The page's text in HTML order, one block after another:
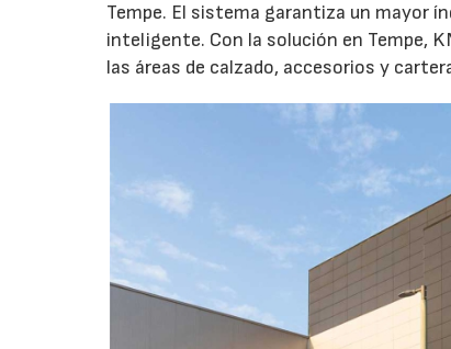
Tempe. El sistema garantiza un mayor
inteligente. Con la solución en Tempe,
las áreas de calzado, accesorios y